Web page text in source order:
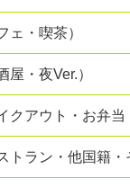
ェ・喫茶）
・夜Ver.）
クアウト・お弁当
トラン・他国籍・